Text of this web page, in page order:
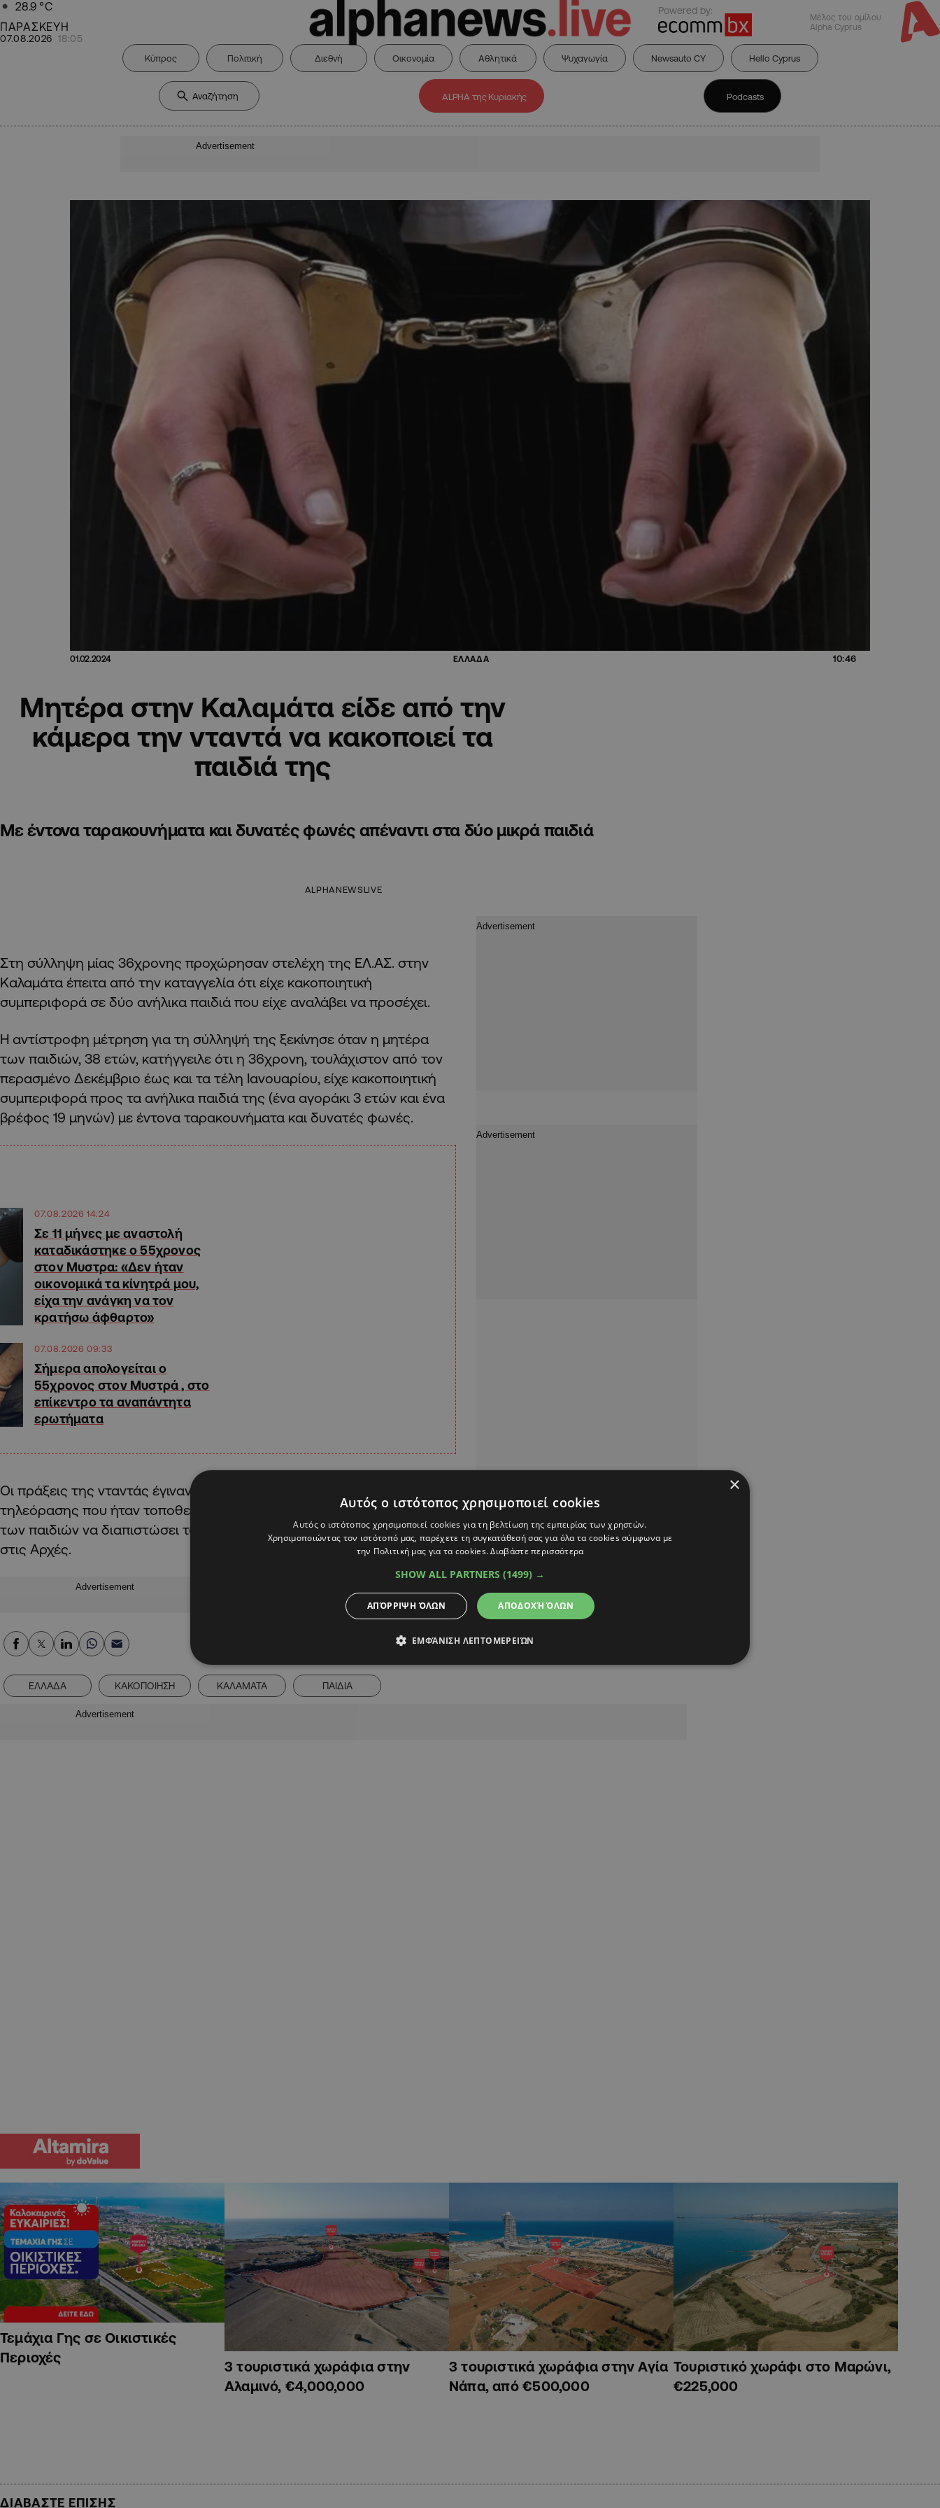
28.9 °C
ΠΑΡΑΣΚΕΥΗ
07.08.2026 18:05
Powered by:
Μέλος του ομίλου
Alpha Cyprus
Κύπρος Πολιτική Διεθνή Οικονομία Αθλητικά Ψυχαγωγία Newsauto CY Hello Cyprus
ALPHA της Κυριακής Podcasts
Advertisement
01.02.2024 ΕΛΛΑΔΑ 10:46
Μητέρα στην Καλαμάτα είδε από την
κάμερα την νταντά να κακοποιεί τα
παιδιά της
Με έντονα ταρακουνήματα και δυνατές φωνές απέναντι στα δύο μικρά παιδιά
ALPHANEWSLIVE
Στη σύλληψη μίας 36χρονης προχώρησαν στελέχη της ΕΛ.ΑΣ. στην
Καλαμάτα έπειτα από την καταγγελία ότι είχε κακοποιητική
συμπεριφορά σε δύο ανήλικα παιδιά που είχε αναλάβει να προσέχει.
Η αντίστροφη μέτρηση για τη σύλληψή της ξεκίνησε όταν η μητέρα
των παιδιών, 38 ετών, κατήγγειλε ότι η 36χρονη, τουλάχιστον από τον
περασμένο Δεκέμβριο έως και τα τέλη Ιανουαρίου, είχε κακοποιητική
συμπεριφορά προς τα ανήλικα παιδιά της (ένα αγοράκι 3 ετών και ένα
βρέφος 19 μηνών) με έντονα ταρακουνήματα και δυνατές φωνές.
07.08.2026 14:24
Σε 11 μήνες με αναστολή
καταδικάστηκε ο 55χρονος
στον Μυστρα: «Δεν ήταν
οικονομικά τα κίνητρά μου,
είχα την ανάγκη να τον
κρατήσω άφθαρτο»
07.08.2026 09:33
Σήμερα απολογείται ο
55χρονος στον Μυστρά , στο
επίκεντρο τα αναπάντητα
ερωτήματα
Οι πράξεις της νταντάς έγιναν αντιληπτές από κλειστό κύκλωμα
τηλεόρασης που ήταν τοποθετημένο στο σπίτι με αποτέλεσμα η μητέρα
των παιδιών να διαπιστώσει το τι ακριβώς συμβαίνει και να απευθυνθεί
στις Αρχές.
Advertisement
Alpha Podcasts
ΕΛΛΑΔΑ ΚΑΚΟΠΟΙΗΣΗ ΚΑΛΑΜΑΤΑ ΠΑΙΔΙΑ
Advertisement
Τεμάχια Γης σε Οικιστικές
Περιοχές
3 τουριστικά χωράφια στην
Αλαμινό, €4,000,000
3 τουριστικά χωράφια στην Αγία
Νάπα, από €500,000
Τουριστικό χωράφι στο Μαρώνι,
€225,000
ΔΙΑΒΑΣΤΕ ΕΠΙΣΗΣ
×
Αυτός ο ιστότοπος χρησιμοποιεί cookies
Αυτός ο ιστότοπος χρησιμοποιεί cookies για τη βελτίωση της εμπειρίας των χρηστών.
Χρησιμοποιώντας τον ιστότοπό μας, παρέχετε τη συγκατάθεσή σας για όλα τα cookies σύμφωνα με
την Πολιτική μας για τα cookies.Διαβάστε περισσότερα
SHOW ALL PARTNERS (1499) →
ΑΠΟΔΟΧΉ ΌΛΩΝ
ΑΠΌΡΡΙΨΗ ΌΛΩΝ
ΕΜΦΆΝΙΣΗ ΛΕΠΤΟΜΕΡΕΙΏΝ